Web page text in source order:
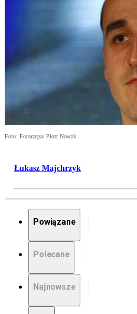
Foto: Fotorzepa/ Piotr Nowak
Łukasz Majchrzyk
Powiązane
Polecane
Najnowsze